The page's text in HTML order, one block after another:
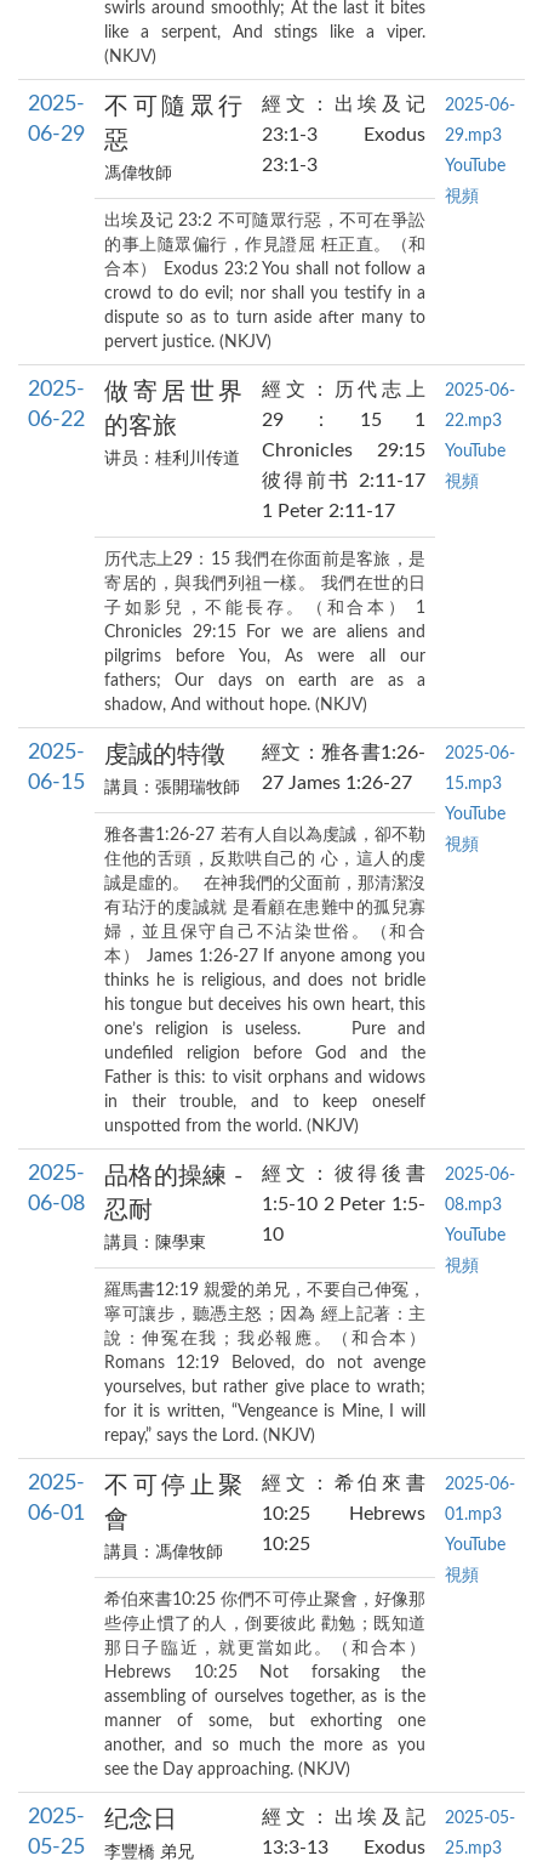
swirls around smoothly; At the last it bites
like a serpent, And stings like a viper.
(NKJV)
2025-
06-29
不可隨眾行
惡
馮偉牧師
經文：出埃及记
23:1-3 Exodus
23:1-3
2025-06-
29.mp3
YouTube
視頻
出埃及记 23:2 不可隨眾行惡，不可在爭訟
的事上隨眾偏行，作見證屈 枉正直。（和
合本） Exodus 23:2 You shall not follow a
crowd to do evil; nor shall you testify in a
dispute so as to turn aside after many to
pervert justice. (NKJV)
2025-
06-22
做寄居世界
的客旅
讲员：桂利川传道
經文：历代志上
29：15 1
Chronicles 29:15
彼得前书 2:11-17
1 Peter 2:11-17
2025-06-
22.mp3
YouTube
視頻
历代志上29：15 我們在你面前是客旅，是
寄居的，與我們列祖一樣。 我們在世的日
子如影兒，不能長存。（和合本） 1
Chronicles 29:15 For we are aliens and
pilgrims before You, As were all our
fathers; Our days on earth are as a
shadow, And without hope. (NKJV)
2025-
06-15
虔誠的特徵
講員：張開瑞牧師
經文：雅各書1:26-
27 James 1:26-27
2025-06-
15.mp3
YouTube
視頻
雅各書1:26-27 若有人自以為虔誠，卻不勒
住他的舌頭，反欺哄自己的 心，這人的虔
誠是虛的。 在神我們的父面前，那清潔沒
有玷汙的虔誠就 是看顧在患難中的孤兒寡
婦，並且保守自己不沾染世俗。（和合
本） James 1:26-27 If anyone among you
thinks he is religious, and does not bridle
his tongue but deceives his own heart, this
one’s religion is useless. Pure and
undefiled religion before God and the
Father is this: to visit orphans and widows
in their trouble, and to keep oneself
unspotted from the world. (NKJV)
2025-
06-08
品格的操練 -
忍耐
講員：陳學東
經文：彼得後書
1:5-10 2 Peter 1:5-
10
2025-06-
08.mp3
YouTube
視頻
羅馬書12:19 親愛的弟兄，不要自己伸冤，
寧可讓步，聽憑主怒；因為 經上記著：主
說：伸冤在我；我必報應。（和合本）
Romans 12:19 Beloved, do not avenge
yourselves, but rather give place to wrath;
for it is written, “Vengeance is Mine, I will
repay,” says the Lord. (NKJV)
2025-
06-01
不可停止聚
會
講員：馮偉牧師
經文：希伯來書
10:25 Hebrews
10:25
2025-06-
01.mp3
YouTube
視頻
希伯來書10:25 你們不可停止聚會，好像那
些停止慣了的人，倒要彼此 勸勉；既知道
那日子臨近，就更當如此。（和合本）
Hebrews 10:25 Not forsaking the
assembling of ourselves together, as is the
manner of some, but exhorting one
another, and so much the more as you
see the Day approaching. (NKJV)
2025-
05-25
纪念日
李豐橋 弟兄
經文：出埃及記
13:3-13 Exodus
2025-05-
25.mp3